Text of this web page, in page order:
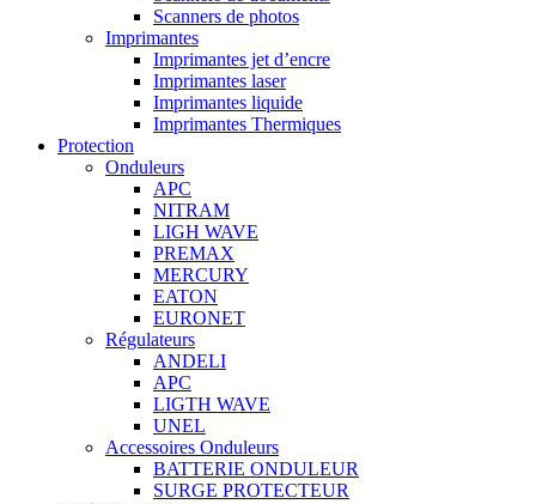
Scanners de photos
Imprimantes
Imprimantes jet d’encre
Imprimantes laser
Imprimantes liquide
Imprimantes Thermiques
Protection
Onduleurs
APC
NITRAM
LIGH WAVE
PREMAX
MERCURY
EATON
EURONET
Régulateurs
ANDELI
APC
LIGTH WAVE
UNEL
Accessoires Onduleurs
BATTERIE ONDULEUR
SURGE PROTECTEUR